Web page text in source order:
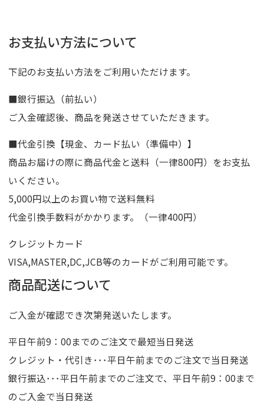
お支払い方法について
下記のお支払い方法をご利用いただけます。
■銀行振込（前払い）
ご入金確認後、商品を発送させていただきます。
■代金引換【現金、カード払い（準備中）】
商品お届けの際に商品代金と送料（一律800円）をお支払
いください。
5,000円以上のお買い物で送料無料
代金引換手数料がかかります。（一律400円）
クレジットカード
VISA,MASTER,DC,JCB等のカードがご利用可能です。
商品配送について
ご入金が確認でき次第発送いたします。
平日午前9：00までのご注文で最短当日発送
クレジット・代引き･･･平日午前までのご注文で当日発送
銀行振込･･･平日午前までのご注文で、平日午前9：00まで
のご入金で当日発送